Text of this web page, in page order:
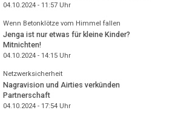
04.10.2024 - 11:57Uhr
Wenn Betonklötze vom Himmel fallen
Jenga ist nur etwas für kleine Kinder?
Mitnichten!
04.10.2024 - 14:15Uhr
Netzwerksicherheit
Nagravision und Airties verkünden
Partnerschaft
04.10.2024 - 17:54Uhr